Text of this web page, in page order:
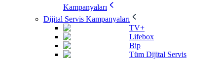
Kampanyaları
Dijital Servis Kampanyaları
TV+
Lifebox
Bip
Tüm Dijital Servis